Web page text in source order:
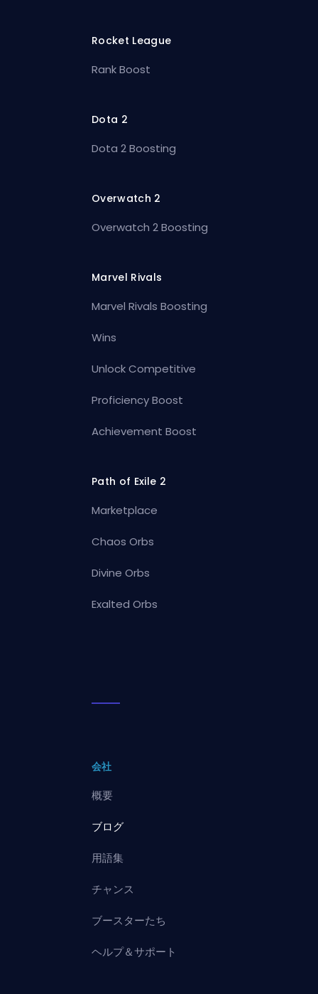
Rocket League
Rank Boost
Dota 2
Dota 2 Boosting
Overwatch 2
Overwatch 2 Boosting
Marvel Rivals
Marvel Rivals Boosting
Wins
Unlock Competitive
Proficiency Boost
Achievement Boost
Path of Exile 2
Marketplace
Chaos Orbs
Divine Orbs
Exalted Orbs
会社
概要
ブログ
用語集
チャンス
ブースターたち
ヘルプ＆サポート